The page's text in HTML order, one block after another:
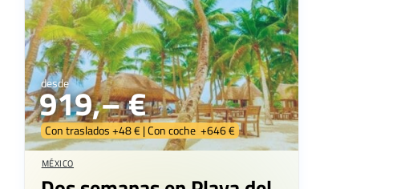
desde
919,– €
Con traslados +48 € | Con coche +646 €
MÉXICO